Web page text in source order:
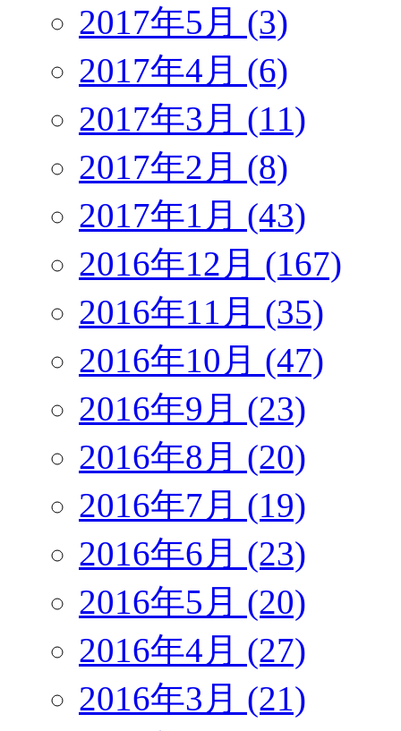
2017年5月 (3)
2017年4月 (6)
2017年3月 (11)
2017年2月 (8)
2017年1月 (43)
2016年12月 (167)
2016年11月 (35)
2016年10月 (47)
2016年9月 (23)
2016年8月 (20)
2016年7月 (19)
2016年6月 (23)
2016年5月 (20)
2016年4月 (27)
2016年3月 (21)